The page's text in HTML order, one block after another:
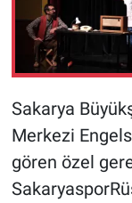
Sakarya
Merkezi
gören özel